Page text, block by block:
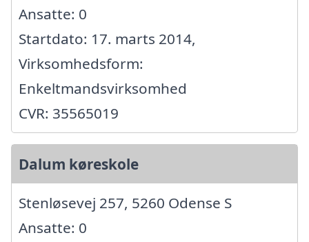
Ansatte: 0
Startdato: 17. marts 2014,
Virksomhedsform:
Enkeltmandsvirksomhed
CVR: 35565019
Dalum køreskole
Stenløsevej 257, 5260 Odense S
Ansatte: 0